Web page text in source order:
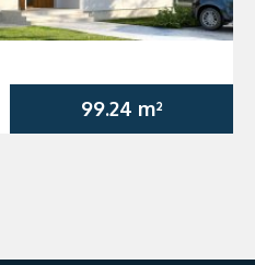
99.24 m²